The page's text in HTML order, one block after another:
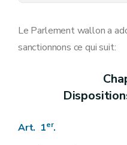
Chapitre VI Des
Chapitre VI bis
Mesures
Art.9ter
Sous-section
Le Parlement wallon a
sanctionnons ce qui suit:
Art. 1er.